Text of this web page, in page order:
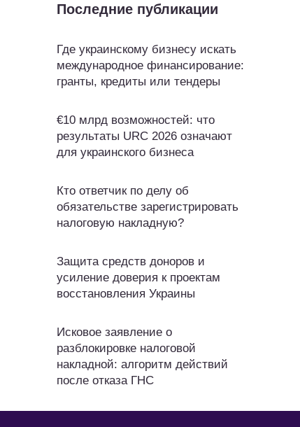
Последние публикации
Где украинскому бизнесу искать
международное финансирование:
гранты, кредиты или тендеры
€10 млрд возможностей: что
результаты URC 2026 означают
для украинского бизнеса
Кто ответчик по делу об
обязательстве зарегистрировать
налоговую накладную?
Защита средств доноров и
усиление доверия к проектам
восстановления Украины
Исковое заявление о
разблокировке налоговой
накладной: алгоритм действий
после отказа ГНС